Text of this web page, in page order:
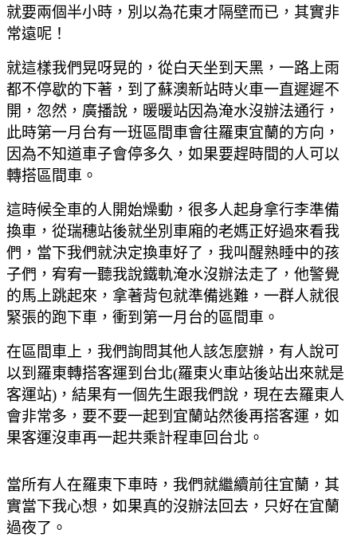
就要兩個半小時 ，別以為花東才隔壁而已 ，其實非
常遠呢！
就這樣我們晃呀晃的 ，從白天坐到天黑 ， 一路上雨
都不停歇的下著 ，到了蘇澳新站時火車一直遲遲不
開 ，忽然 ，廣播說 ，暖暖站因為淹水沒辦法通行 ，
此時第一月台有一班區間車會往羅東宜蘭的方向 ，
因為不知道車子會停多久 ，如果要趕時間的人可以
轉搭區間車 。
這時候全車的人開始燥動 ，很多人起身拿行李準備
換車 ，從瑞穗站後就坐別車廂的老媽正好過來看我
們 ，當下我們就決定換車好了 ，我叫醒熟睡中的孩
子們 ，宥宥一聽我說鐵軌淹水沒辦法走了 ，他警覺
的馬上跳起來 ，拿著背包就準備逃難 ，一群人就很
緊張的跑下車 ，衝到第一月台的區間車 。
在區間車上 ，我們詢問其他人該怎麼辦 ，有人說可
以到羅東轉搭客運到台北(羅東火車站後站出來就是
客運站) ，結果有一個先生跟我們說 ，現在去羅東人
會非常多 ，要不要一起到宜蘭站然後再搭客運 ，如
果客運沒車再一起共乘計程車回台北 。
當所有人在羅東下車時 ，我們就繼續前往宜蘭 ，其
實當下我心想 ，如果真的沒辦法回去 ，只好在宜蘭
過夜了 。